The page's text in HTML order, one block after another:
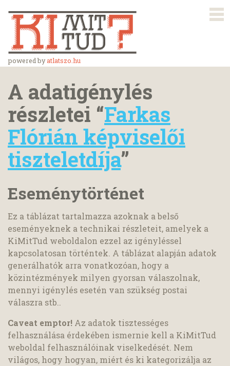
powered byatlatszo.hu
A adatigénylés
részletei “Farkas
Flórián képviselői
tiszteletdíja”
Eseménytörténet
Ez a táblázat tartalmazza azoknak a belső
eseményeknek a technikai részleteit, amelyek a
KiMitTud weboldalon ezzel az igényléssel
kapcsolatosan történtek. A táblázat alapján adatok
generálhatók arra vonatkozóan, hogy a
közintézmények milyen gyorsan válaszolnak,
mennyi igénylés esetén van szükség postai
válaszra stb..
Caveat emptor! Az adatok tisztességes
felhasználása érdekében ismernie kell a KiMitTud
weboldal felhasználóinak viselkedését. Nem
világos, hogy hogyan, miért és ki kategorizálja az